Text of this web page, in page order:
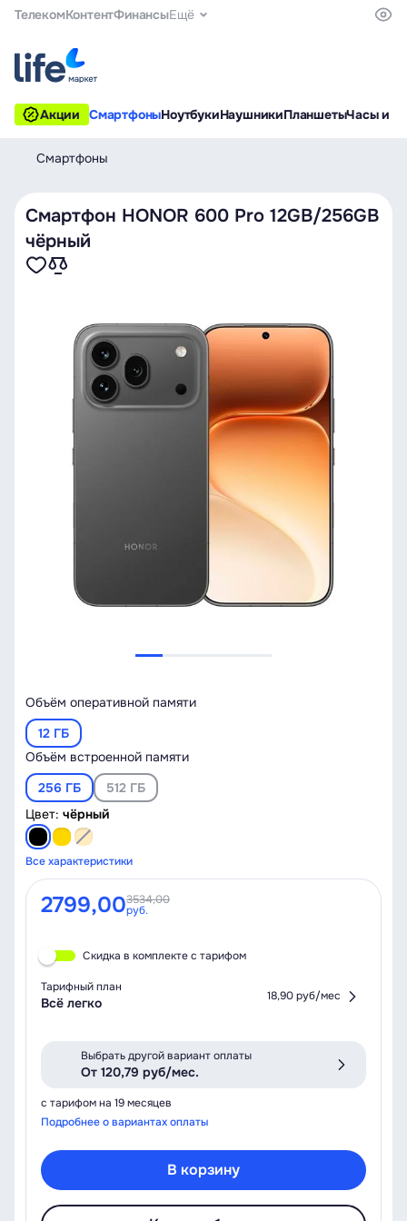
ТелекомКонтентФинансыЕщё
Акции СмартфоныНоутбукиНаушникиПланшетыЧасы и
Смартфоны
Смартфон HONOR 600 Pro 12GB/256GB
чёрный
Объём оперативной памяти
12 ГБ
Объём встроенной памяти
256 ГБ
512 ГБ
Цвет: чёрный
Все характеристики
2799,003534,00
руб.
Скидка в комплекте с тарифом
Тарифный план
Всё легко 18,90 руб/мес
Выбрать другой вариант оплаты
От 120,79 руб/мес.
с тарифом на 19 месяцев
Подробнее о вариантах оплаты
В корзину